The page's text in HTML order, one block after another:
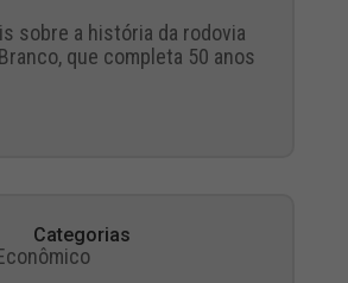
sobre a história da rodovia
que completa 50 anos
Categorias